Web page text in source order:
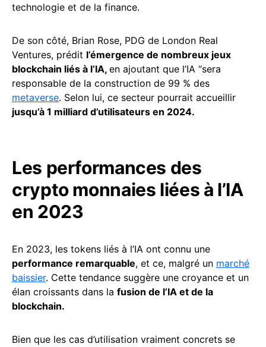
technologie et de la finance.
De son côté, Brian Rose, PDG de London Real
Ventures, prédit l’émergence de nombreux jeux
blockchain liés à l’IA, en ajoutant que l’IA “sera
responsable de la construction de 99 % des
metaverse. Selon lui, ce secteur pourrait accueillir
jusqu’à 1 milliard d’utilisateurs en 2024.
Les performances des
crypto monnaies liées à l’IA
en 2023
En 2023, les tokens liés à l’IA ont connu une
performance remarquable, et ce, malgré un marché
baissier. Cette tendance suggère une croyance et un
élan croissants dans la fusion de l’IA et de la
blockchain.
Bien que les cas d’utilisation vraiment concrets se